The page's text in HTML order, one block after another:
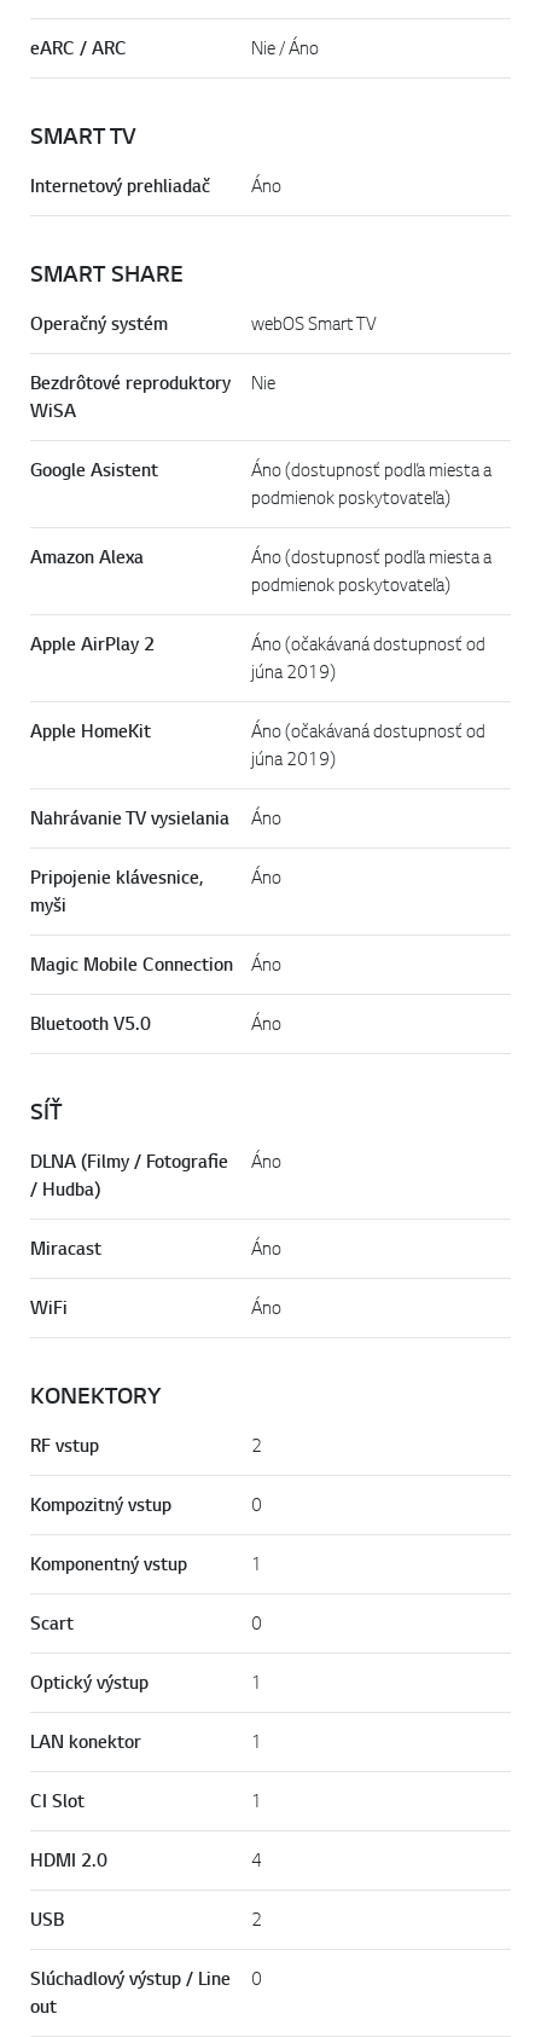
eARC / ARC Nie / Áno
SMART TV
Internetový prehliadač Áno
SMART SHARE
Operačný systém webOS Smart TV
Bezdrôtové reproduktory
WiSA
Nie
Google Asistent
Áno (dostupnosť podľa miesta a
podmienok poskytovateľa)
Amazon Alexa
Áno (dostupnosť podľa miesta a
podmienok poskytovateľa)
Apple AirPlay 2
Áno (očakávaná dostupnosť od
júna 2019)
Apple HomeKit
Áno (očakávaná dostupnosť od
júna 2019)
Nahrávanie TV vysielania Áno
Pripojenie klávesnice,
myši
Áno
Magic Mobile Connection Áno
Bluetooth V5.0 Áno
SÍŤ
DLNA (Filmy / Fotografie
/ Hudba)
Áno
Miracast Áno
WiFi Áno
KONEKTORY
RF vstup 2
Kompozitný vstup 0
Komponentný vstup 1
Scart 0
Optický výstup 1
LAN konektor 1
CI Slot 1
HDMI 2.0 4
USB 2
Slúchadlový výstup / Line
out
0